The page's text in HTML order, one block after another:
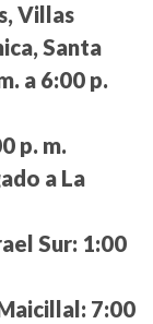
Villas
Santa
a 6:00 p.
p. m.
a La
Sur: 1:00
7:00